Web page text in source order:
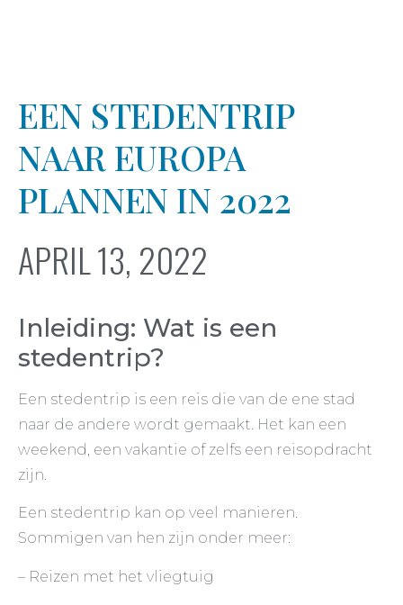
EEN STEDENTRIP
NAAR EUROPA
PLANNEN IN 2022
APRIL 13, 2022
Inleiding: Wat is een
stedentrip?
Een stedentrip is een reis die van de ene stad
naar de andere wordt gemaakt. Het kan een
weekend, een vakantie of zelfs een reisopdracht
zijn.
Een stedentrip kan op veel manieren.
Sommigen van hen zijn onder meer:
– Reizen met het vliegtuig